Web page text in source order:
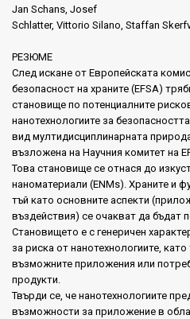
Jan Schans, Josef
Schlatter, Vittorio Silano, Staffan
РЕЗЮМЕ
След искане от Европейската
безопасност на храните (EFSA)
становище по потенциалните
нанотехнологиите за
вид мултидисциплинарната
възложена на Научния комитет на
Това становище се отнася до
наноматериали (ENMs). Храните и
тъй като основните аспекти
въздействия) се очакват да бъдат
Становището е с генеричен
за риска от нанотехнологиите,
възможните приложения или
продукти.
Твърди се, че нанотехнологиите
възможности за приложение в